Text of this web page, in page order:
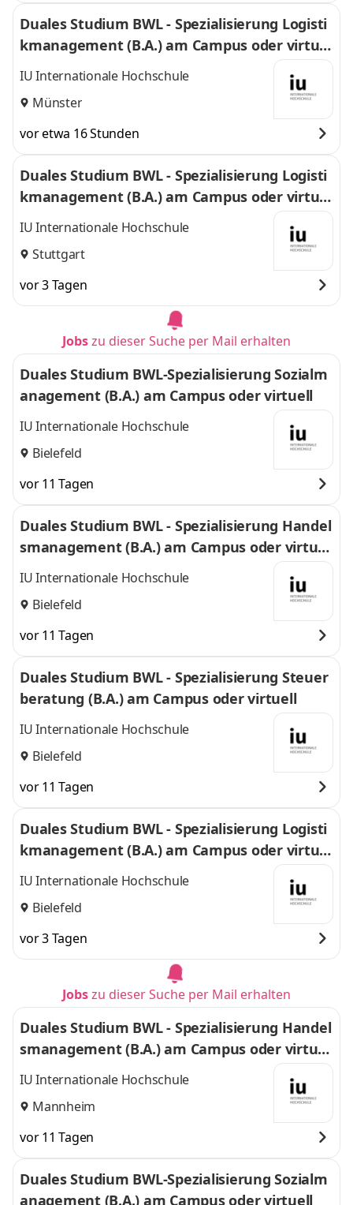
Duales Studium BWL - Spezialisierung Logisti
kmanagement (B.A.) am Campus oder virtuel
l
IU Internationale Hochschule
Münster
vor etwa 16 Stunden
Duales Studium BWL - Spezialisierung Logisti
kmanagement (B.A.) am Campus oder virtuel
l
IU Internationale Hochschule
Stuttgart
vor 3 Tagen
Jobszu dieser Suche per Mail erhalten
Duales Studium BWL-Spezialisierung Sozialm
anagement (B.A.) am Campus oder virtuell
IU Internationale Hochschule
Bielefeld
vor 11 Tagen
Duales Studium BWL - Spezialisierung Handel
smanagement (B.A.) am Campus oder virtuel
l
IU Internationale Hochschule
Bielefeld
vor 11 Tagen
Duales Studium BWL - Spezialisierung Steuer
beratung (B.A.) am Campus oder virtuell
IU Internationale Hochschule
Bielefeld
vor 11 Tagen
Duales Studium BWL - Spezialisierung Logisti
kmanagement (B.A.) am Campus oder virtuel
l
IU Internationale Hochschule
Bielefeld
vor 3 Tagen
Jobszu dieser Suche per Mail erhalten
Duales Studium BWL - Spezialisierung Handel
smanagement (B.A.) am Campus oder virtuel
l
IU Internationale Hochschule
Mannheim
vor 11 Tagen
Duales Studium BWL-Spezialisierung Sozialm
anagement (B.A.) am Campus oder virtuell